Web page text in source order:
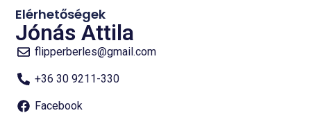
Elérhetőségek
Jónás Attila
flipperberles@gmail.com
+36 30 9211-330
Facebook